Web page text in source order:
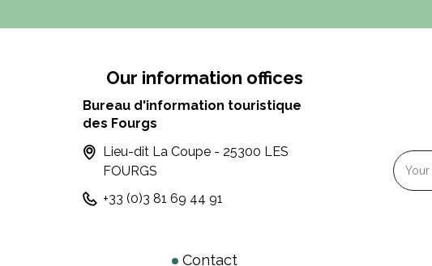
Our information offices
Bureau d'information touristique
des Fourgs
Lieu-dit La Coupe - 25300 LES
FOURGS
+33 (0)3 81 69 44 91
Contact